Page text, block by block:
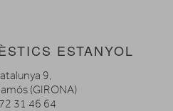
ESTANYOL
9,
(GIRONA)
31 46 64